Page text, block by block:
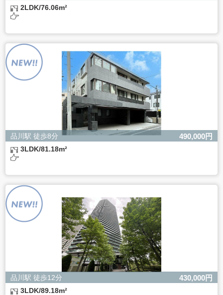
よるものです。
ただし、必要な項目をいただけない場合、適切な対応がで
きない場合があります。
2LDK/76.06m²
品川駅 徒歩8分 490,000円
3LDK/81.18m²
品川駅 徒歩12分 430,000円
3LDK/89.18m²